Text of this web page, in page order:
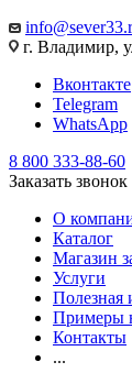
г. Владимир,
Вконтакте
Telegram
WhatsApp
8 800 333-88-60
Заказать звонок
О
Каталог
Магазин
Услуги
Полезная
Примеры
Контакты
...